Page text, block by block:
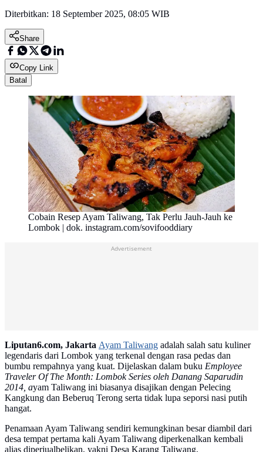
Diterbitkan: 18 September 2025, 08:05 WIB
Share
Copy Link
Batal
Cobain Resep Ayam Taliwang, Tak Perlu Jauh-Jauh ke
Lombok | dok. instagram.com/sovifooddiary
Liputan6.com, Jakarta Ayam Taliwang adalah salah satu kuliner
legendaris dari Lombok yang terkenal dengan rasa pedas dan
bumbu rempahnya yang kuat. Dijelaskan dalam buku Employee
Traveler Of The Month: Lombok Series oleh Danang Saparudin
2014, ayam Taliwang ini biasanya disajikan dengan Pelecing
Kangkung dan Beberuq Terong serta tidak lupa seporsi nasi putih
hangat.
Penamaan Ayam Taliwang sendiri kemungkinan besar diambil dari
desa tempat pertama kali Ayam Taliwang diperkenalkan kembali
alias diperjualbelikan, yakni Desa Karang Taliwang.